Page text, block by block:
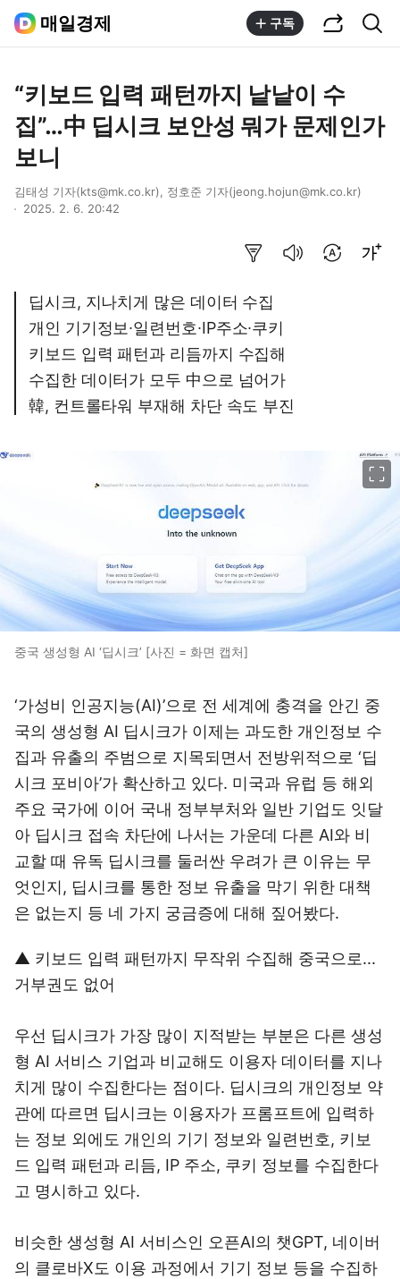
매일경제 구독
“키보드 입력 패턴까지 낱낱이 수
집”…中 딥시크 보안성 뭐가 문제인가
보니
김태성 기자(kts@mk.co.kr), 정호준 기자(jeong.hojun@mk.co.kr)
2025. 2. 6. 20:42
딥시크, 지나치게 많은 데이터 수집
개인 기기정보∙일련번호∙IP주소∙쿠키
키보드 입력 패턴과 리듬까지 수집해
수집한 데이터가 모두 中으로 넘어가
韓, 컨트롤타워 부재해 차단 속도 부진
중국 생성형 AI ‘딥시크’ [사진 = 화면 캡처]
‘가성비 인공지능(AI)’으로 전 세계에 충격을 안긴 중
국의 생성형 AI 딥시크가 이제는 과도한 개인정보 수
집과 유출의 주범으로 지목되면서 전방위적으로 ‘딥
시크 포비아’가 확산하고 있다. 미국과 유럽 등 해외
주요 국가에 이어 국내 정부부처와 일반 기업도 잇달
아 딥시크 접속 차단에 나서는 가운데 다른 AI와 비
교할 때 유독 딥시크를 둘러싼 우려가 큰 이유는 무
엇인지, 딥시크를 통한 정보 유출을 막기 위한 대책
은 없는지 등 네 가지 궁금증에 대해 짚어봤다.
▲ 키보드 입력 패턴까지 무작위 수집해 중국으로...
거부권도 없어
우선 딥시크가 가장 많이 지적받는 부분은 다른 생성
형 AI 서비스 기업과 비교해도 이용자 데이터를 지나
치게 많이 수집한다는 점이다. 딥시크의 개인정보 약
관에 따르면 딥시크는 이용자가 프롬프트에 입력하
는 정보 외에도 개인의 기기 정보와 일련번호, 키보
드 입력 패턴과 리듬, IP 주소, 쿠키 정보를 수집한다
고 명시하고 있다.
비슷한 생성형 AI 서비스인 오픈AI의 챗GPT, 네이버
의 클로바X도 이용 과정에서 기기 정보 등을 수집하